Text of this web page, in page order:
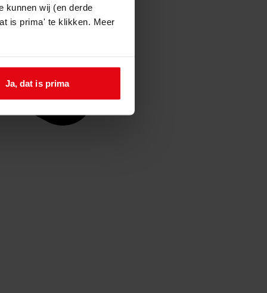
kunnen wij (en derde
is prima' te klikken. Meer
Ja, dat is prima